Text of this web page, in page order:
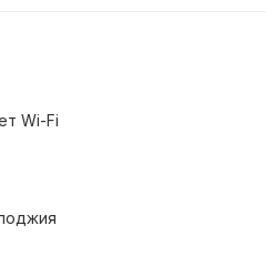
Wi-Fi